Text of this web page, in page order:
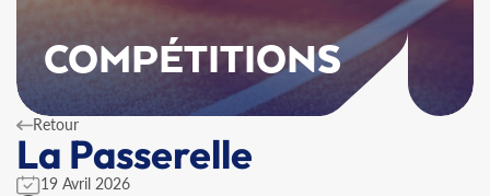
COMPÉTITIONS
Retour
La Passerelle
19 Avril 2026